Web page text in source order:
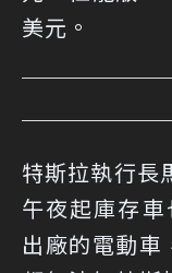
美元。
特斯拉執行長
午夜起庫存
出廠的電動車